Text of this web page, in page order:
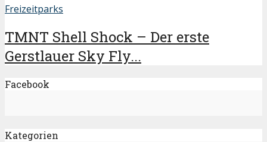
Freizeitparks
TMNT Shell Shock – Der erste
Gerstlauer Sky Fly...
Facebook
Kategorien